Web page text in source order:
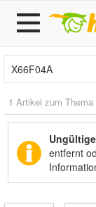
1 Artikel zum Thema
entfernt